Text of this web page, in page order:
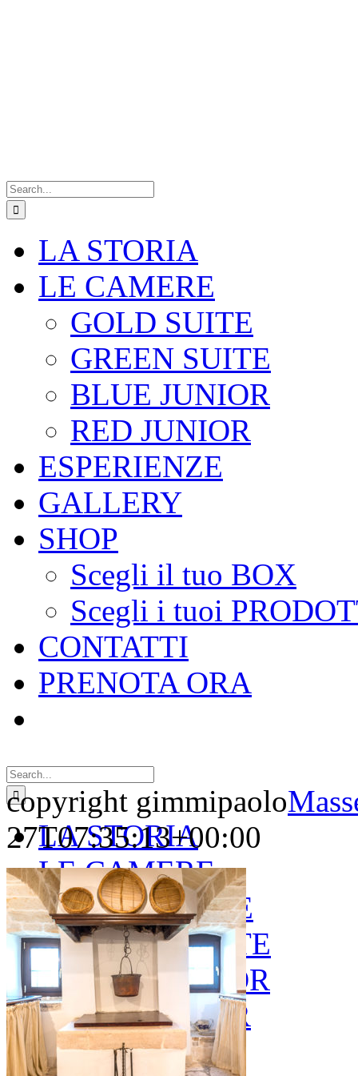
for:
LA STORIA
LE CAMERE
GOLD SUITE
GREEN SUITE
BLUE JUNIOR
RED JUNIOR
ESPERIENZE
GALLERY
SHOP
Scegli il tuo BOX
Scegli i tuoi
CONTATTI
PRENOTA ORA
for:
LA STORIA
LE CAMERE
GOLD SUITE
GREEN SUITE
BLUE JUNIOR
RED JUNIOR
ESPERIENZE
copyright gimmipaolo
27T07:35:13+00:00